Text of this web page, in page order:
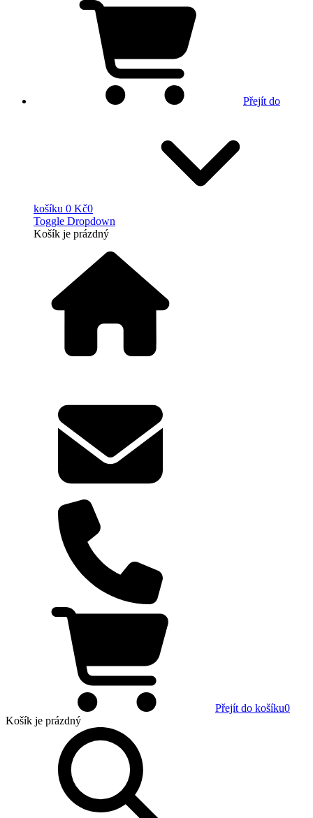
Přejít do
košíku 0 Kč0
Toggle Dropdown
Košík je prázdný
Přejít do košíku0
Košík je prázdný